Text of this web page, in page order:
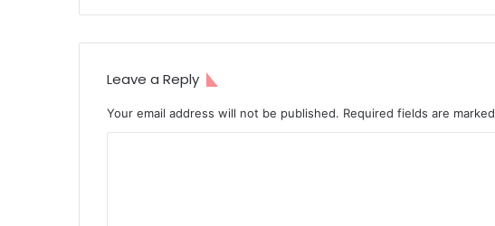
Leave a Reply
Your email address will not be published. Required fields are marked